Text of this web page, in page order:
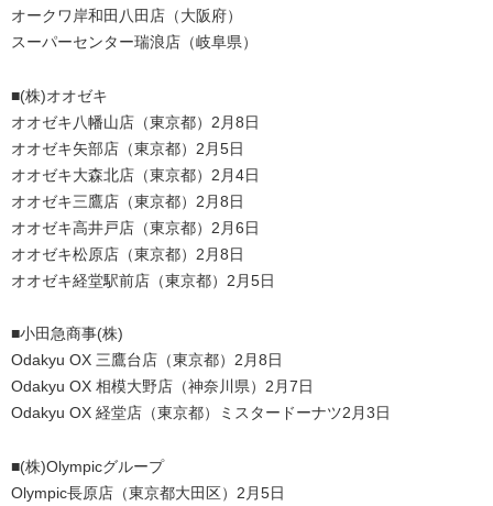
オークワ岸和田八田店（大阪府）
スーパーセンター瑞浪店（岐阜県）
■(株)オオゼキ
オオゼキ八幡山店（東京都）2月8日
オオゼキ矢部店（東京都）2月5日
オオゼキ大森北店（東京都）2月4日
オオゼキ三鷹店（東京都）2月8日
オオゼキ高井戸店（東京都）2月6日
オオゼキ松原店（東京都）2月8日
オオゼキ経堂駅前店（東京都）2月5日
■小田急商事(株)
Odakyu OX 三鷹台店（東京都）2月8日
Odakyu OX 相模大野店（神奈川県）2月7日
Odakyu OX 経堂店（東京都）ミスタードーナツ2月3日
■(株)Olympicグループ
Olympic長原店（東京都大田区）2月5日